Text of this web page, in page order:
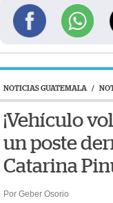
NOTICIAS GUATEMALA /
¡Vehículo
un poste
Catarina
Por Geber Osorio